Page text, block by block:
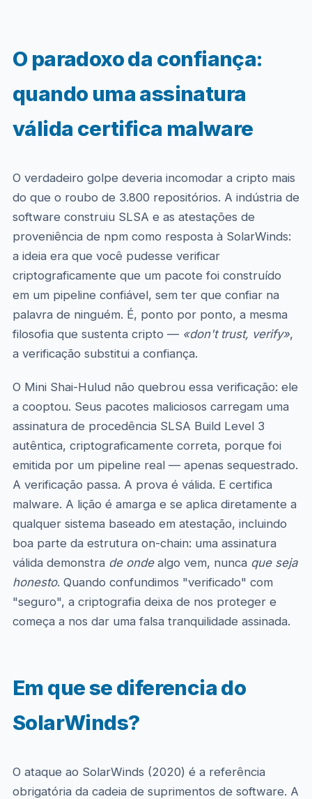
O paradoxo da confiança:
quando uma assinatura
válida certifica malware
O verdadeiro golpe deveria incomodar a cripto mais
do que o roubo de 3.800 repositórios. A indústria de
software construiu SLSA e as atestações de
proveniência de npm como resposta à SolarWinds:
a ideia era que você pudesse verificar
criptograficamente que um pacote foi construído
em um pipeline confiável, sem ter que confiar na
palavra de ninguém. É, ponto por ponto, a mesma
filosofia que sustenta cripto — «don't trust, verify»,
a verificação substitui a confiança.
O Mini Shai-Hulud não quebrou essa verificação: ele
a cooptou. Seus pacotes maliciosos carregam uma
assinatura de procedência SLSA Build Level 3
autêntica, criptograficamente correta, porque foi
emitida por um pipeline real — apenas sequestrado.
A verificação passa. A prova é válida. E certifica
malware. A lição é amarga e se aplica diretamente a
qualquer sistema baseado em atestação, incluindo
boa parte da estrutura on-chain: uma assinatura
válida demonstra de ondealgo vem, nunca que seja
honesto. Quando confundimos "verificado" com
"seguro", a criptografia deixa de nos proteger e
começa a nos dar uma falsa tranquilidade assinada.
Em que se diferencia do
SolarWinds?
O ataque ao SolarWinds (2020) é a referência
obrigatória da cadeia de suprimentos de software. A